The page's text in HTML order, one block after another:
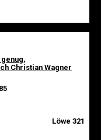
genug,
Christian Wagner
Löwe 321